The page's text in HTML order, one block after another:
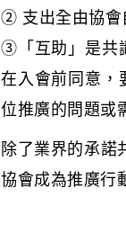
② 支出全由協會
③「互助」是共
在入會前同意，
位推廣的問題或
除了業界的承諾
協會成為推廣行